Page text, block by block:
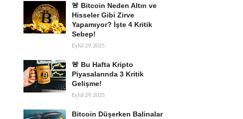
🚨 Bitcoin Neden Altın ve
Hisseler Gibi Zirve
Yapamıyor? İşte 4 Kritik
Sebep!
Eylül 29, 2025
🚨 Bu Hafta Kripto
Piyasalarında 3 Kritik
Gelişme!
Eylül 29, 2025
Bitcoin Düşerken Balinalar